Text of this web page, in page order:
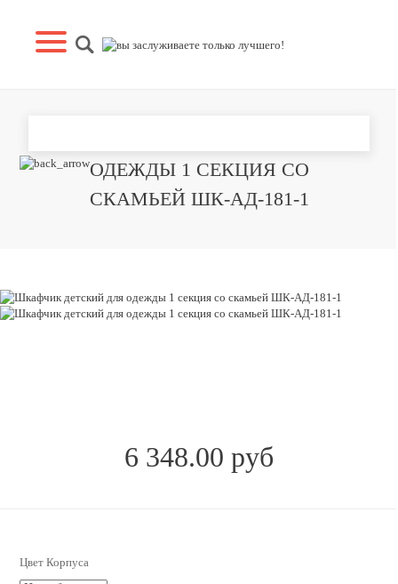
ОДЕЖДЫ 1 СЕКЦИЯ СО
СКАМЬЕЙ ШК-АД-181-1
6 348.00 руб
Цвет Корпуса